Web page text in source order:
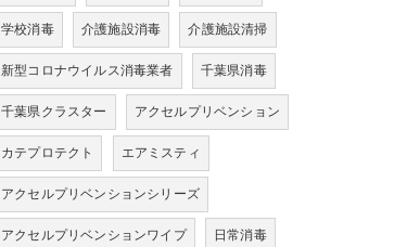
学校消毒 介護施設消毒 介護施設清掃
新型コロナウイルス消毒業者 千葉県消毒
千葉県クラスター アクセルプリベンション
カテプロテクト エアミスティ
アクセルプリベンションシリーズ
アクセルプリベンションワイプ 日常消毒